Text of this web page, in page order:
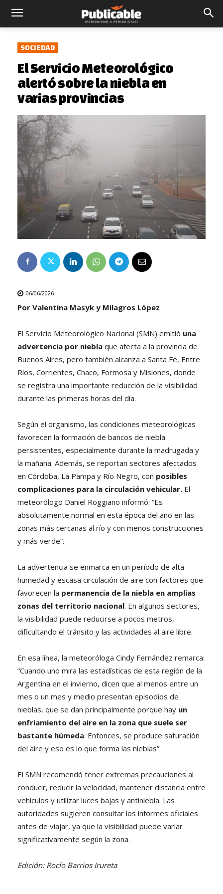
SOCIEDAD
El Servicio Meteorológico
alertó sobre la niebla en
varias provincias
06/06/2026
Por Valentina Masyk y Milagros López
El Servicio Meteorológico Nacional (SMN) emitió una
advertencia por niebla que afecta a la provincia de
Buenos Aires, pero también alcanza a Santa Fe, Entre
Ríos, Corrientes, Chaco, Formosa y Misiones, donde
se registra una importante reducción de la visibilidad
durante las primeras horas del día.
Según el organismo, las condiciones meteorológicas
favorecen la formación de bancos de niebla
persistentes, especialmente durante la madrugada y
la mañana. Además, se reportan sectores afectados
en Córdoba, La Pampa y Río Negro, con posibles
complicaciones para la circulación vehicular. El
meteorólogo Daniel Roggiano informó: “Es
absolutamente normal en esta época del año en las
zonas más cercanas al río y con menos construcciones
y más verde”.
La advertencia se enmarca en un período de alta
humedad y escasa circulación de aire con factores que
favorecen la permanencia de la niebla en amplias
zonas del territorio nacional. En algunos sectores,
la visibilidad puede reducirse a pocos metros,
dificultando el tránsito y las actividades al aire libre.
En esa línea, la meteoróloga Cindy Fernández remarca:
“Cuando uno mira las estadísticas de esta región de la
Argentina en el invierno, dicen que al menos entre un
mes o un mes y medio presentan episodios de
nieblas, que se dan principalmente porque hay un
enfriamiento del aire en la zona que suele ser
bastante húmeda. Entonces, se produce saturación
del aire y eso es lo que forma las nieblas”.
El SMN recomendó tener extremas precauciones al
conducir, reducir la velocidad, mantener distancia entre
vehículos y utilizar luces bajas y antiniebla. Las
autoridades sugieren consultar los informes oficiales
antes de viajar, ya que la visibilidad puede variar
significativamente según la zona.
Edición: Rocío Barrios Irureta